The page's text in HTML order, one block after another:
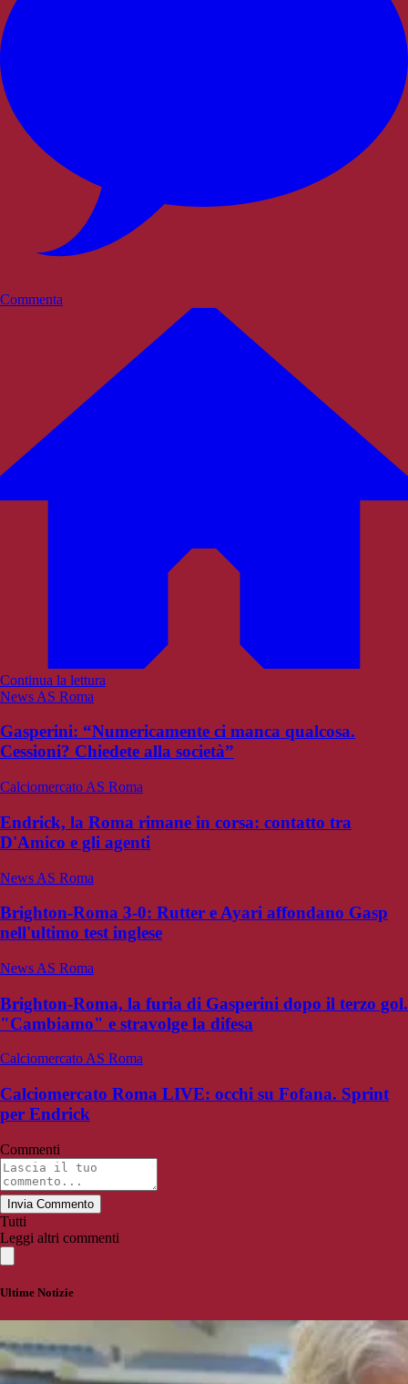
Commenta
Continua la lettura
News AS Roma
Gasperini: “Numericamente ci manca qualcosa.
Cessioni? Chiedete alla società”
Calciomercato AS Roma
Endrick, la Roma rimane in corsa: contatto tra
D'Amico e gli agenti
News AS Roma
Brighton-Roma 3-0: Rutter e Ayari affondano Gasp
nell'ultimo test inglese
News AS Roma
Brighton-Roma, la furia di Gasperini dopo il terzo gol.
"Cambiamo" e stravolge la difesa
Calciomercato AS Roma
Calciomercato Roma LIVE: occhi su Fofana. Sprint
per Endrick
Commenti
Invia Commento
Tutti
Leggi altri commenti
Ultime Notizie